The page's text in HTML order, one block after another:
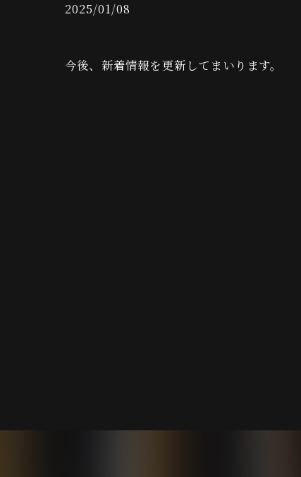
2025/01/08
今後、新着情報を更新してまいります。